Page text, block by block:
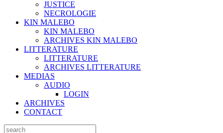
JUSTICE
NECROLOGIE
KIN MALEBO
KIN MALEBO
ARCHIVES KIN MALEBO
LITTERATURE
LITTERATURE
ARCHIVES LITTERATURE
MEDIAS
AUDIO
LOGIN
ARCHIVES
CONTACT